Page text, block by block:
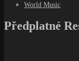
World Music
Předplatné